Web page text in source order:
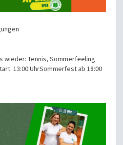
wieder: Tennis, Sommerfeeling
13:00 UhrSommerfest ab 18:00